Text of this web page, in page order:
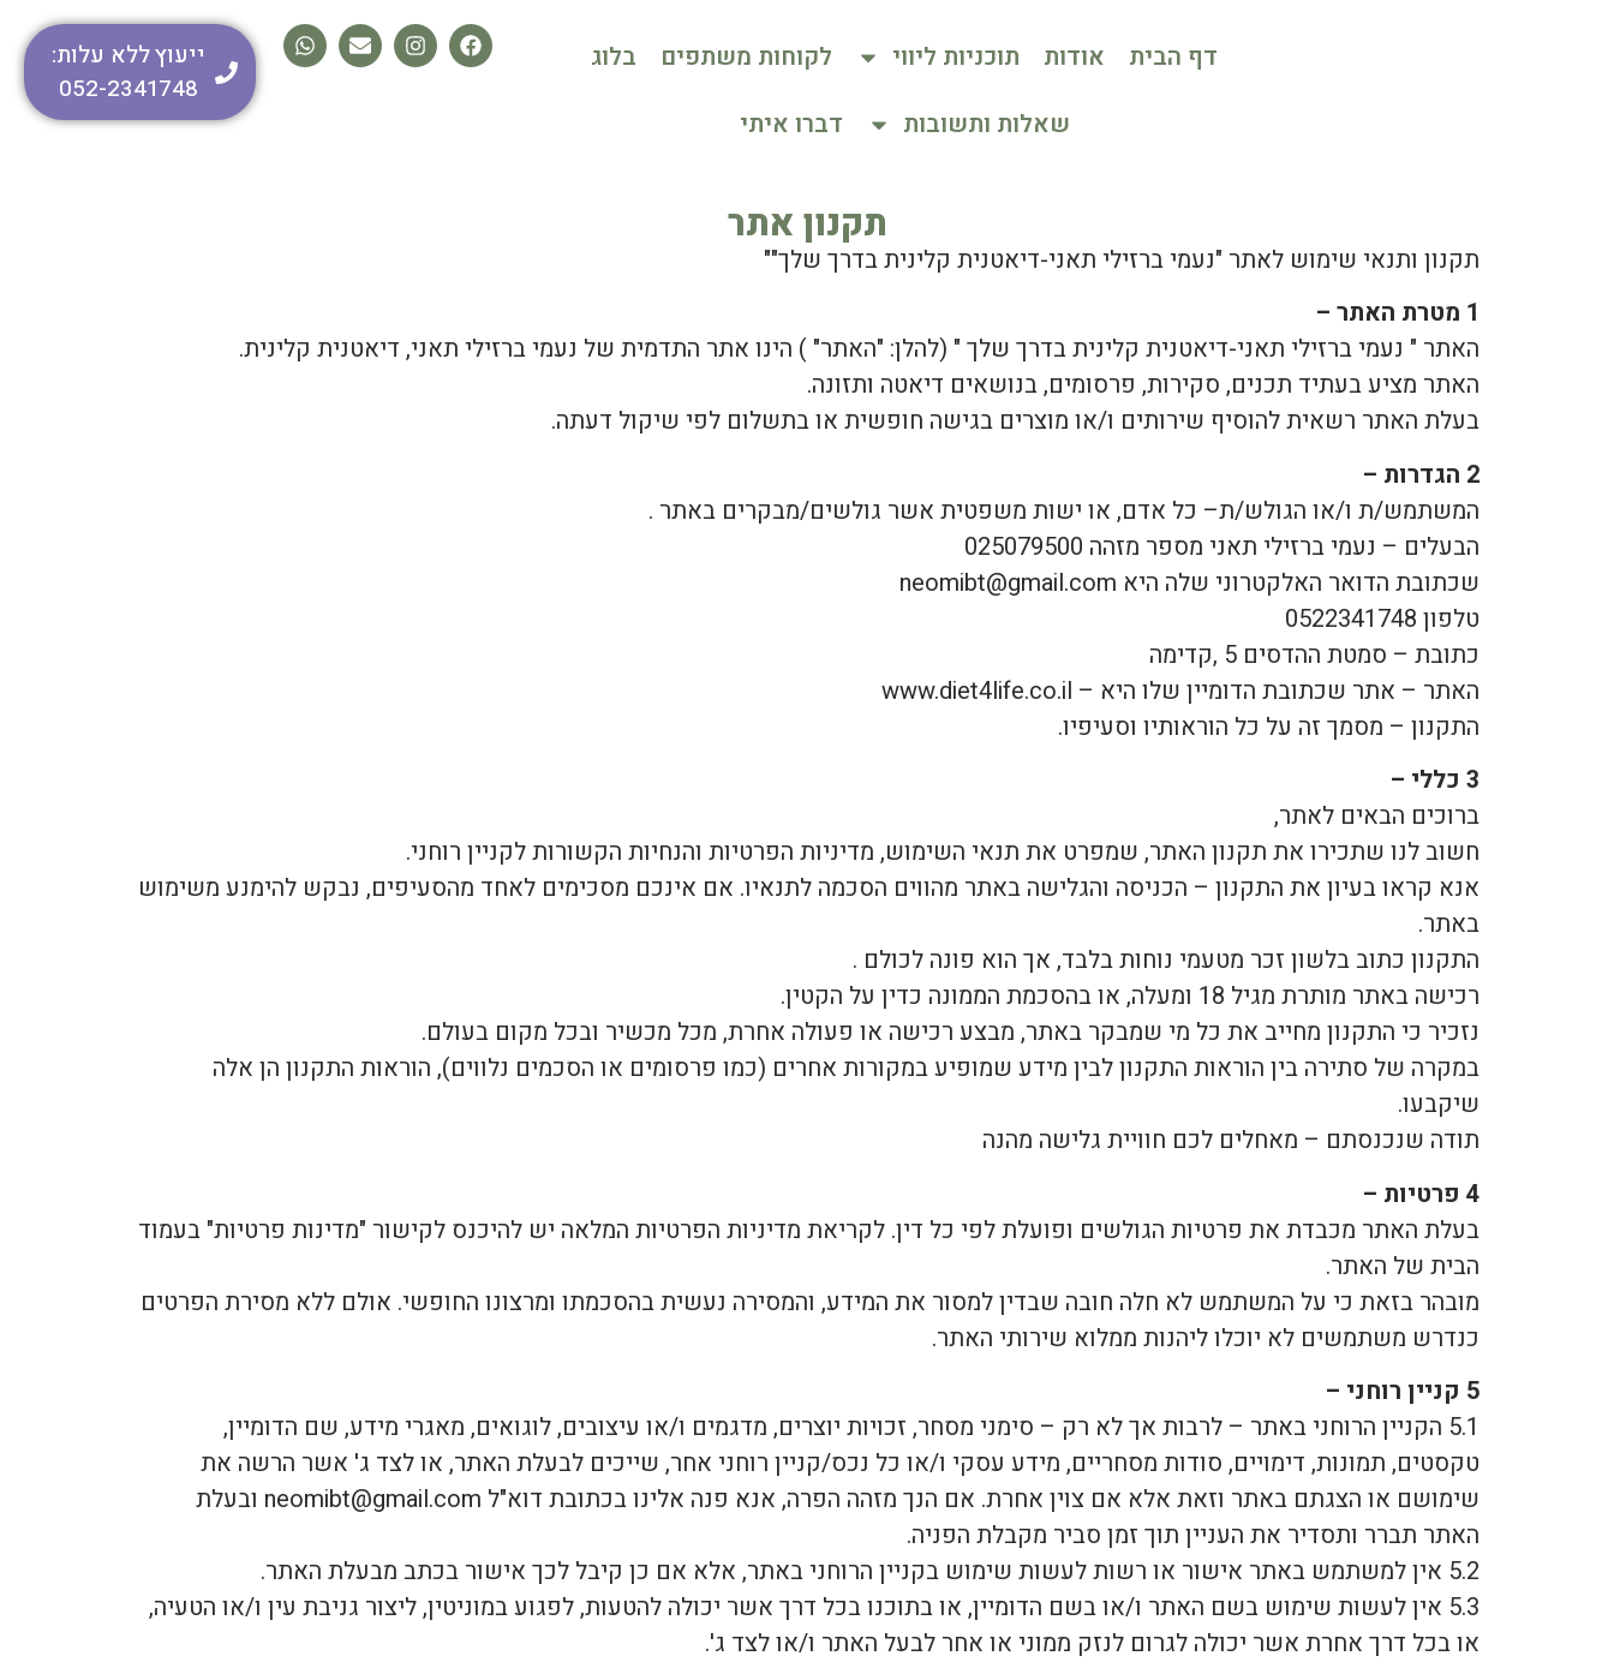
דף הבית אודות תוכניות ליווי לקוחות משתפים
בלוג
שאלות ותשובות
דברו איתי
ייעוץ ללא עלות:
052-2341748
תקנון אתר
תקנון ותנאי שימוש לאתר "נעמי ברזילי תאני-דיאטנית קלינית בדרך שלך""
1 מטרת האתר –
האתר " נעמי ברזילי תאני-דיאטנית קלינית בדרך שלך " (להלן: "האתר" ) הינו אתר התדמית של נעמי ברזילי תאני, דיאטנית קלינית.
האתר מציע בעתיד תכנים, סקירות, פרסומים, בנושאים דיאטה ותזונה.
בעלת האתר רשאית להוסיף שירותים ו/או מוצרים בגישה חופשית או בתשלום לפי שיקול דעתה.
2 הגדרות –
המשתמש/ת ו/או הגולש/ת– כל אדם, או ישות משפטית אשר גולשים/מבקרים באתר .
הבעלים – נעמי ברזילי תאני מספר מזהה 025079500
שכתובת הדואר האלקטרוני שלה היא neomibt@gmail.com
טלפון 0522341748
כתובת – סמטת ההדסים 5 ,קדימה
האתר – אתר שכתובת הדומיין שלו היא – www.diet4life.co.il
התקנון – מסמך זה על כל הוראותיו וסעיפיו.
3 כללי –
ברוכים הבאים לאתר,
חשוב לנו שתכירו את תקנון האתר, שמפרט את תנאי השימוש, מדיניות הפרטיות והנחיות הקשורות לקניין רוחני.
אנא קראו בעיון את התקנון – הכניסה והגלישה באתר מהווים הסכמה לתנאיו. אם אינכם מסכימים לאחד מהסעיפים, נבקש להימנע משימוש
באתר.
התקנון כתוב בלשון זכר מטעמי נוחות בלבד, אך הוא פונה לכולם .
רכישה באתר מותרת מגיל 18 ומעלה, או בהסכמת הממונה כדין על הקטין.
נזכיר כי התקנון מחייב את כל מי שמבקר באתר, מבצע רכישה או פעולה אחרת, מכל מכשיר ובכל מקום בעולם.
במקרה של סתירה בין הוראות התקנון לבין מידע שמופיע במקורות אחרים (כמו פרסומים או הסכמים נלווים), הוראות התקנון הן אלה
שיקבעו.
תודה שנכנסתם – מאחלים לכם חוויית גלישה מהנה
4 פרטיות –
בעלת האתר מכבדת את פרטיות הגולשים ופועלת לפי כל דין. לקריאת מדיניות הפרטיות המלאה יש להיכנס לקישור "מדינות פרטיות" בעמוד
הבית של האתר.
מובהר בזאת כי על המשתמש לא חלה חובה שבדין למסור את המידע, והמסירה נעשית בהסכמתו ומרצונו החופשי. אולם ללא מסירת הפרטים
כנדרש משתמשים לא יוכלו ליהנות ממלוא שירותי האתר.
5 קניין רוחני –
5.1 הקניין הרוחני באתר – לרבות אך לא רק – סימני מסחר, זכויות יוצרים, מדגמים ו/או עיצובים, לוגואים, מאגרי מידע, שם הדומיין,
טקסטים, תמונות, דימויים, סודות מסחריים, מידע עסקי ו/או כל נכס/קניין רוחני אחר, שייכים לבעלת האתר, או לצד ג' אשר הרשה את
שימושם או הצגתם באתר וזאת אלא אם צוין אחרת. אם הנך מזהה הפרה, אנא פנה אלינו בכתובת דוא"ל neomibt@gmail.com ובעלת
האתר תברר ותסדיר את העניין תוך זמן סביר מקבלת הפניה.
5.2 אין למשתמש באתר אישור או רשות לעשות שימוש בקניין הרוחני באתר, אלא אם כן קיבל לכך אישור בכתב מבעלת האתר.
5.3 אין לעשות שימוש בשם האתר ו/או בשם הדומיין, או בתוכנו בכל דרך אשר יכולה להטעות, לפגוע במוניטין, ליצור גניבת עין ו/או הטעיה,
או בכל דרך אחרת אשר יכולה לגרום לנזק ממוני או אחר לבעל האתר ו/או לצד ג'.